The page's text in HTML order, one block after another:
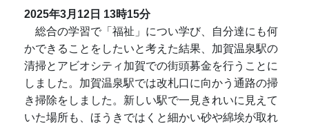
2025年3月12日 13時15分
総合の学習で「福祉」につい学び、自分達にも何
かできることをしたいと考えた結果、加賀温泉駅の
清掃とアビオシティ加賀での街頭募金を行うことに
しました。加賀温泉駅では改札口に向かう通路の掃
き掃除をしました。新しい駅で一見きれいに見えて
いた場所も、ほうきではくと細かい砂や綿埃が取れ